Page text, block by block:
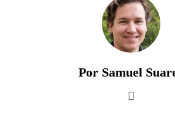
Por Samuel